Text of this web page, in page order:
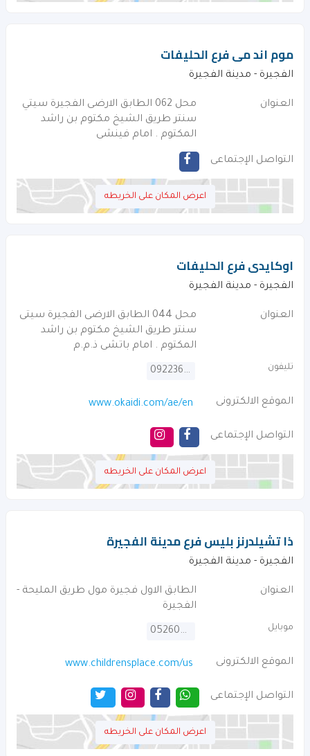
موم اند مى فرع الحليفات
الفجيرة - مدينة الفجيرة
العنوان
محل 062 الطابق الارضى الفجيرة سيتي
سنتر طريق الشيخ مكتوم بن راشد
المكتوم . امام فينشى
التواصل الإجتماعى
اعرض المكان على الخريطه
اوكايدى فرع الحليفات
الفجيرة - مدينة الفجيرة
العنوان
محل 044 الطابق الارضى الفجيرة سيتى
سنتر طريق الشيخ مكتوم بن راشد
المكتوم . امام باتشى ذ.م.م
تليفون 092236763
الموقع الالكترونى www.okaidi.com/ae/en
التواصل الإجتماعى
اعرض المكان على الخريطه
ذا تشيلدرنز بليس فرع مدينة الفجيرة
الفجيرة - مدينة الفجيرة
العنوان
الطابق الاول فجيرة مول طريق المليحة -
الفجيرة
موبايل 0526078522
الموقع الالكترونى www.childrensplace.com/us
التواصل الإجتماعى
اعرض المكان على الخريطه